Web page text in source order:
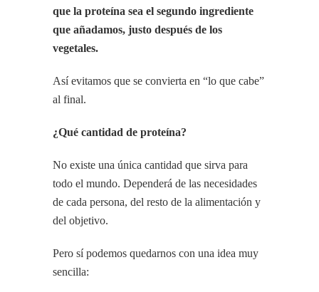
que la proteína sea el segundo ingrediente
que añadamos, justo después de los
vegetales.
Así evitamos que se convierta en “lo que cabe”
al final.
¿Qué cantidad de proteína?
No existe una única cantidad que sirva para
todo el mundo. Dependerá de las necesidades
de cada persona, del resto de la alimentación y
del objetivo.
Pero sí podemos quedarnos con una idea muy
sencilla: